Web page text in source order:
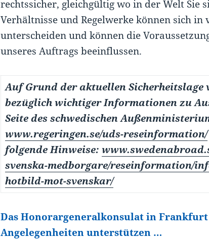
rechtssicher, gleichgültig wo in der Welt Sie
Verhältnisse und Regelwerke können sich in
unterscheiden und können die
unseres Auftrags beeinflussen.
Auf Grund der aktuellen Sicherheitslage
bezüglich wichtiger Informationen zu
Seite des schwedischen
www.regeringen.se/uds-reseinformation/
folgende Hinweise:
svenska-medborgare/reseinformation/
hotbild-mot-svenskar/
Das Honorargeneralkonsulat in
Angelegenheiten unterstützen …